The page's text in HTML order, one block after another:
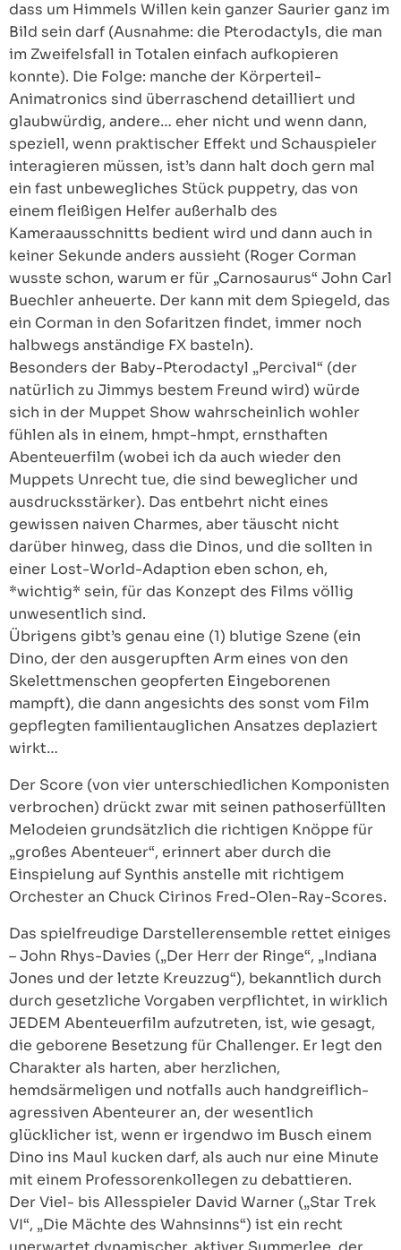
dass um Himmels Willen kein ganzer Saurier ganz im
Bild sein darf (Ausnahme: die Pterodactyls, die man
im Zweifelsfall in Totalen einfach aufkopieren
konnte). Die Folge: manche der Körperteil-
Animatronics sind überraschend detailliert und
glaubwürdig, andere… eher nicht und wenn dann,
speziell, wenn praktischer Effekt und Schauspieler
interagieren müssen, ist’s dann halt doch gern mal
ein fast unbewegliches Stück puppetry, das von
einem fleißigen Helfer außerhalb des
Kameraausschnitts bedient wird und dann auch in
keiner Sekunde anders aussieht (Roger Corman
wusste schon, warum er für „Carnosaurus“ John Carl
Buechler anheuerte. Der kann mit dem Spiegeld, das
ein Corman in den Sofaritzen findet, immer noch
halbwegs anständige FX basteln).
Besonders der Baby-Pterodactyl „Percival“ (der
natürlich zu Jimmys bestem Freund wird) würde
sich in der Muppet Show wahrscheinlich wohler
fühlen als in einem, hmpt-hmpt, ernsthaften
Abenteuerfilm (wobei ich da auch wieder den
Muppets Unrecht tue, die sind beweglicher und
ausdrucksstärker). Das entbehrt nicht eines
gewissen naiven Charmes, aber täuscht nicht
darüber hinweg, dass die Dinos, und die sollten in
einer Lost-World-Adaption eben schon, eh,
*wichtig* sein, für das Konzept des Films völlig
unwesentlich sind.
Übrigens gibt’s genau eine (1) blutige Szene (ein
Dino, der den ausgerupften Arm eines von den
Skelettmenschen geopferten Eingeborenen
mampft), die dann angesichts des sonst vom Film
gepflegten familientauglichen Ansatzes deplaziert
wirkt…
Der Score (von vier unterschiedlichen Komponisten
verbrochen) drückt zwar mit seinen pathoserfüllten
Melodeien grundsätzlich die richtigen Knöppe für
„großes Abenteuer“, erinnert aber durch die
Einspielung auf Synthis anstelle mit richtigem
Orchester an Chuck Cirinos Fred-Olen-Ray-Scores.
Das spielfreudige Darstellerensemble rettet einiges
– John Rhys-Davies („Der Herr der Ringe“, „Indiana
Jones und der letzte Kreuzzug“), bekanntlich durch
durch gesetzliche Vorgaben verpflichtet, in wirklich
JEDEM Abenteuerfilm aufzutreten, ist, wie gesagt,
die geborene Besetzung für Challenger. Er legt den
Charakter als harten, aber herzlichen,
hemdsärmeligen und notfalls auch handgreiflich-
agressiven Abenteurer an, der wesentlich
glücklicher ist, wenn er irgendwo im Busch einem
Dino ins Maul kucken darf, als auch nur eine Minute
mit einem Professorenkollegen zu debattieren.
Der Viel- bis Allesspieler David Warner („Star Trek
VI“, „Die Mächte des Wahnsinns“) ist ein recht